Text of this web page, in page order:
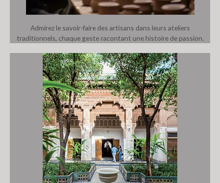
Admirez le savoir-faire des artisans dans leurs ateliers
traditionnels, chaque geste racontant une histoire de passion.